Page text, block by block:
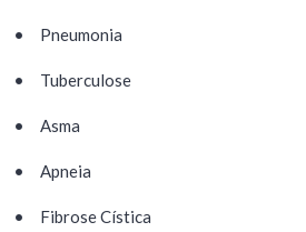
• Pneumonia
• Tuberculose
• Asma
• Apneia
• Fibrose Cística